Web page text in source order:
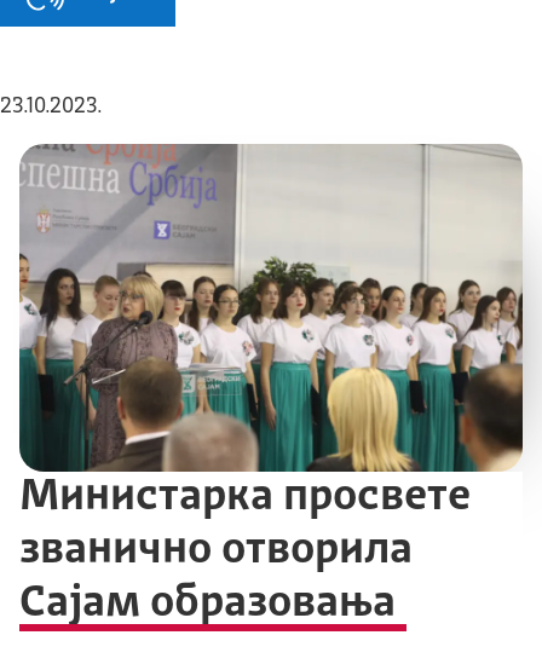
23.10.2023.
Министарка просвете
званично отворила
Сајам образовања